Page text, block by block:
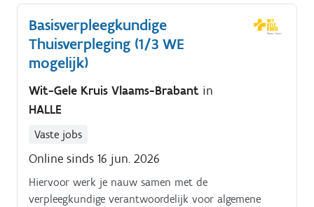
of huisbezoeken), tijdens de patiëntenbespreking,
etc.), je geeft advies over het zorgplan en volgt de
zorgnood van patiënten op.
Basisverpleegkundige
Thuisverpleging (1/3 WE
mogelijk)
Wit-Gele Kruis Vlaams-Brabant in
HALLE
Vaste jobs
Online sinds 16 jun. 2026
Hiervoor werk je nauw samen met de
verpleegkundige verantwoordelijk voor algemene